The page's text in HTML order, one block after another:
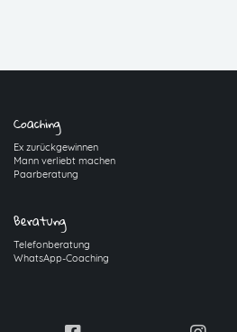
Coaching
Ex zurückgewinnen
Mann verliebt machen
Paarberatung
Beratung
Telefonberatung
WhatsApp-Coaching